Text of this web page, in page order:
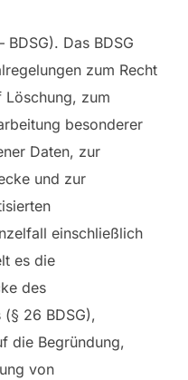
Das BDSG
zum Recht
Löschung, zum
besonderer
Daten, zur
und zur
einschließlich
es die
des
(§ 26 BDSG),
die Begründung,
von